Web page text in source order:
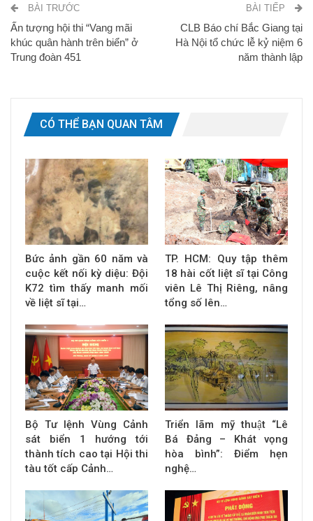
BÀI TRƯỚC
Ấn tượng hội thi “Vang mãi
khúc quân hành trên biển” ở
Trung đoàn 451
BÀI TIẾP
CLB Báo chí Bắc Giang tại
Hà Nội tổ chức lễ kỷ niệm 6
năm thành lập
CÓ THỂ BẠN QUAN TÂM
Bức ảnh gần 60 năm và
cuộc kết nối kỳ diệu: Đội
K72 tìm thấy manh mối
về liệt sĩ tại…
TP. HCM: Quy tập thêm
18 hài cốt liệt sĩ tại Công
viên Lê Thị Riêng, nâng
tổng số lên…
Bộ Tư lệnh Vùng Cảnh
sát biển 1 hướng tới
thành tích cao tại Hội thi
tàu tốt cấp Cảnh…
Triển lãm mỹ thuật “Lê
Bá Đảng – Khát vọng
hòa bình”: Điểm hẹn
nghệ…